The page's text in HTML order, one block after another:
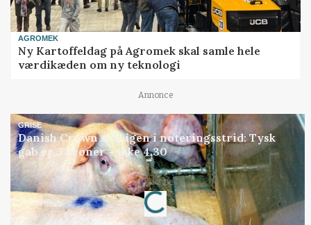
AGROMEK
Ny Kartoffeldag på Agromek skal samle hele
værdikæden om ny teknologi
Annonce
GRISE
Danish Crown slår igen i noteringsstrid: Tysk
gab er 3 kroner – ikke 4,30
Annonce
Loading...